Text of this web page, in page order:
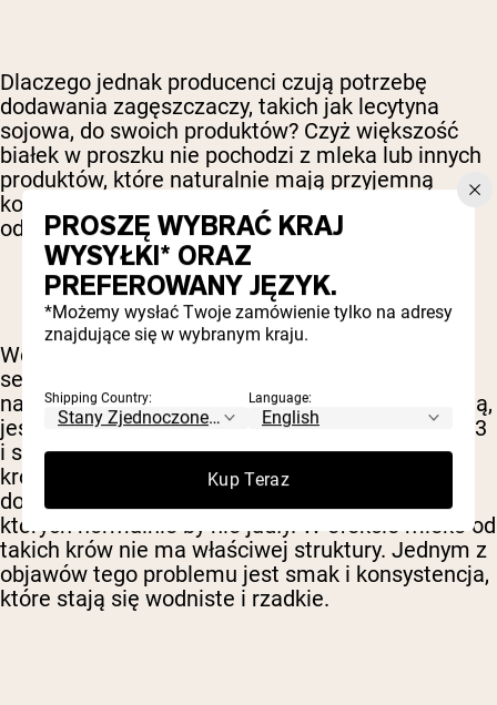
Dlaczego jednak producenci czują potrzebę
dodawania zagęszczaczy, takich jak lecytyna
sojowa, do swoich produktów? Czyż większość
białek w proszku nie pochodzi z mleka lub innych
produktów, które naturalnie mają przyjemną
konsystencję? Tak, jeśli wszystko jest
odpowiednio przetworzone.
Weźmy na przykład białka mleka, takie jak
serwatka i kazeina. Gdy krowy są karmione
naturalną, trawiastą dietą, mleko, które produkują,
jest bogate w zdrowe kwasy tłuszczowe omega-3
i sprzężony kwas linolowy. Jednak najczęściej
krowy mleczne są trzymane na fermach, gdzie
dostają stałą dietę zbożową i inne pokarmy,
których normalnie by nie jadły. W efekcie mleko od
takich krów nie ma właściwej struktury. Jednym z
objawów tego problemu jest smak i konsystencja,
które stają się wodniste i rzadkie.
PROSZĘ WYBRAĆ KRAJ
WYSYŁKI* ORAZ
PREFEROWANY JĘZYK.
*Możemy wysłać Twoje zamówienie tylko na adresy
znajdujące się w wybranym kraju.
Shipping Country: Language:
Kup Teraz